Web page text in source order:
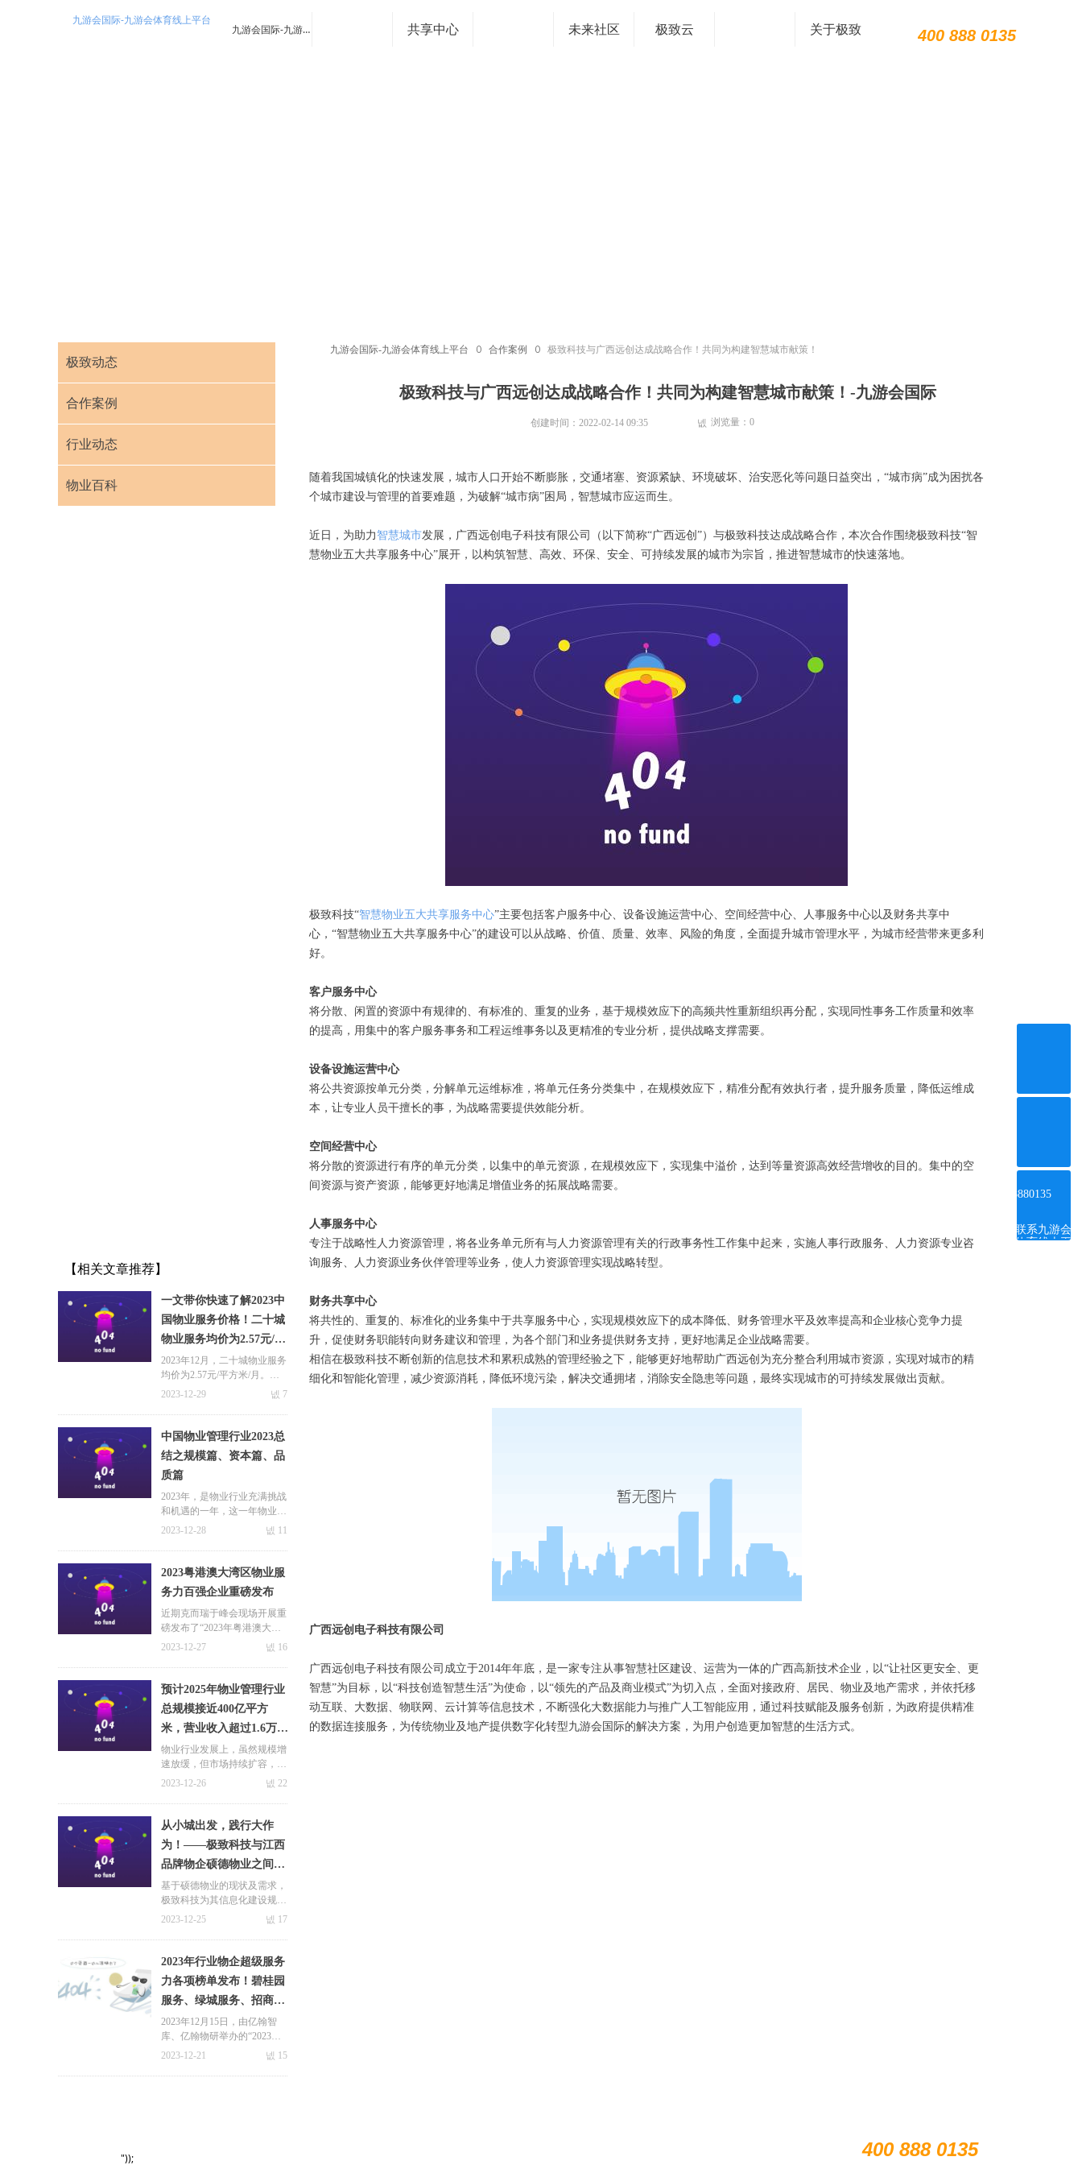
九游会国际-九游会体育线上平台
九游会国际-九游会体育线上平台 共享中心 未来社区 极致云 关于极致 400 888 0135
极致科技与广西远创达成战略合作！共同为构建智慧城市献策！-九游会国际
随着我国城镇化的快速发展，城市人口开始不断膨胀，交通堵塞、资源紧缺、环境破坏、治安恶化等问题日益突出，“城市病”成为困扰各
个城市建设与管理的首要难题，为破解“城市病”困局，智慧城市应运而生。
近日，为助力 智慧城市发展，广西远创电子科技有限公司（以下简称“广西远创”）与极致科技达成战略合作，本次合作围绕极致科技“智
慧物业五大共享服务中心”展开，以构筑智慧、高效、环保、安全、可持续发展的城市为宗旨，推进智慧城市的快速落地。
极致科技“智慧物业五大共享服务中心”主要包括客户服务中心、设备设施运营中心、空间经营中心、人事服务中心以及财务共享中
心，“智慧物业五大共享服务中心”的建设可以从战略、价值、质量、效率、风险的角度，全面提升城市管理水平，为城市经营带来更多利
好。
客户服务中心
将分散、闲置的资源中有规律的、有标准的、重复的业务，基于规模效应下的高频共性重新组织再分配，实现同性事务工作质量和效率
的提高，用集中的客户服务事务和工程运维事务以及更精准的专业分析，提供战略支撑需要。
设备设施运营中心
将公共资源按单元分类，分解单元运维标准，将单元任务分类集中，在规模效应下，精准分配有效执行者，提升服务质量，降低运维成
本，让专业人员干擅长的事，为战略需要提供效能分析。
空间经营中心
将分散的资源进行有序的单元分类，以集中的单元资源，在规模效应下，实现集中溢价，达到等量资源高效经营增收的目的。集中的空
间资源与资产资源，能够更好地满足增值业务的拓展战略需要。
人事服务中心
专注于战略性人力资源管理，将各业务单元所有与人力资源管理有关的行政事务性工作集中起来，实施人事行政服务、人力资源专业咨
询服务、人力资源业务伙伴管理等业务，使人力资源管理实现战略转型。
财务共享中心
将共性的、重复的、标准化的业务集中于共享服务中心，实现规模效应下的成本降低、财务管理水平及效率提高和企业核心竞争力提
升，促使财务职能转向财务建议和管理，为各个部门和业务提供财务支持，更好地满足企业战略需要。
相信在极致科技不断创新的信息技术和累积成熟的管理经验之下，能够更好地帮助广西远创为充分整合利用城市资源，实现对城市的精
细化和智能化管理，减少资源消耗，降低环境污染，解决交通拥堵，消除安全隐患等问题，最终实现城市的可持续发展做出贡献。
广西远创电子科技有限公司
广西远创电子科技有限公司成立于2014年年底，是一家专注从事智慧社区建设、运营为一体的广西高新技术企业，以“让社区更安全、更
智慧”为目标，以“科技创造智慧生活”为使命，以“领先的产品及商业模式”为切入点，全面对接政府、居民、物业及地产需求，并依托移
动互联、大数据、物联网、云计算等信息技术，不断强化大数据能力与推广人工智能应用，通过科技赋能及服务创新，为政府提供精准
的数据连接服务，为传统物业及地产提供数字化转型九游会国际的解决方案，为用户创造更加智慧的生活方式。
创建时间： 2022-02-14 09:35
九游会国际-九游会体育线上平台 ꄲ 合作案例 ꄲ 极致科技与广西远创达成战略合作！共同为构建智慧城市献策！
极致动态
合作案例
行业动态
物业百科
넶 浏览量： 0
【相关文章推荐】
一文带你快速了解2023中
国物业服务价格！二十城
物业服务均价为2.57元/平
方米/月
2023年12月，二十城物业服务
均价为2.57元/平方米/月。一
线城市物业服务价格水平居前
92元/平方米/月；北京、上海
紧随其后，分别为3.45元/平方
米/月和3.07元/平方米/月。
넶 7
2023-12-29
中国物业管理行业2023总
结之规模篇、资本篇、品
质篇
2023年，是物业行业充满挑战
和机遇的一年，这一年物业服
务企业顺应市场而为，积极拥
发展。本篇文章极致科技小编
就带大家从规模篇、资本篇以
及品质篇等方面一起来回顾属
于物业行业2023年的点点滴
滴！
넶 11
2023-12-28
2023粤港澳大湾区物业服
务力百强企业重磅发布
近期克而瑞于峰会现场开展重
磅发布了“2023年粤港澳大湾
区物业服务力系列研究成
榜单。会有哪些企业榜上有名
呢？极致科技小编这就带大家
一探究竟~
넶 16
2023-12-27
预计2025年物业管理行业
总规模接近400亿平方
米，营业收入超过1.6万
亿元
物业行业发展上，虽然规模增
速放缓，但市场持续扩容，据
克而瑞预测数据显示，预计20
400亿平方米，营业收入超过
1.6万亿元，其中住宅产业园
容量可观。
넶 22
2023-12-26
从小城出发，践行大作
为！——极致科技与江西
品牌物企硕德物业之间的
相互成就！
基于硕德物业的现状及需求，
极致科技为其信息化建设规划
了三个阶段，第一阶段，重点
工单”的数智化平台，助力企
业优化服务、提升口碑，规范
管理！
넶 17
2023-12-25
2023年行业物企超级服务
力各项榜单发布！碧桂园
服务、绿城服务、招商积
余等头部物企霸榜前十！
2023年12月15日，由亿翰智
库、亿翰物研举办的“2023不
动产行业高质量发展峰会暨超
会”，期间重磅发布《2023中
넶 15
2023-12-21
关于极致
售前电话：400 888 0135
"));
联系九游会
体育线上平
4008880135